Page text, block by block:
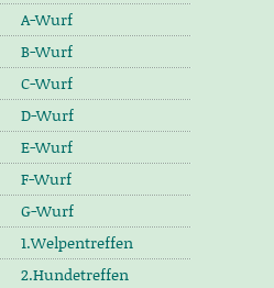
A-Wurf
B-Wurf
C-Wurf
D-Wurf
E-Wurf
F-Wurf
G-Wurf
1.Welpentreffen
2.Hundetreffen